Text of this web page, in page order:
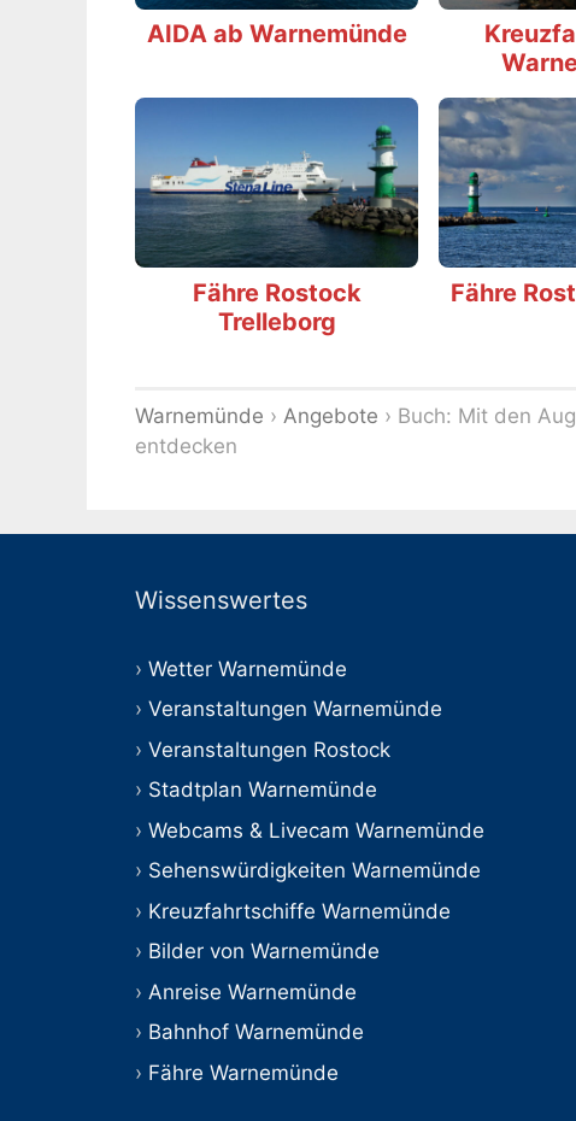
AIDA ab Warnemünde
Fähre Rostock
Trelleborg
Fähre
Warnemünde › Angebote › Buch: Mit den
entdecken
Wissenswertes
Wetter Warnemünde
Veranstaltungen Warnemünde
Veranstaltungen Rostock
Stadtplan Warnemünde
Webcams & Livecam Warnemünde
Sehenswürdigkeiten Warnemünde
Kreuzfahrtschiffe Warnemünde
Bilder von Warnemünde
Anreise Warnemünde
Bahnhof Warnemünde
Fähre Warnemünde